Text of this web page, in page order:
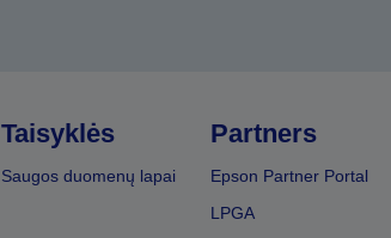
Taisyklės
Saugos duomenų lapai
Partners
Epson Partner Portal
LPGA